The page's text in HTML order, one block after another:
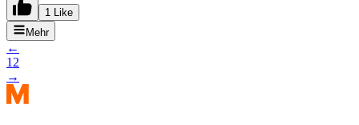
1 Like
Mehr
←
1 2
→